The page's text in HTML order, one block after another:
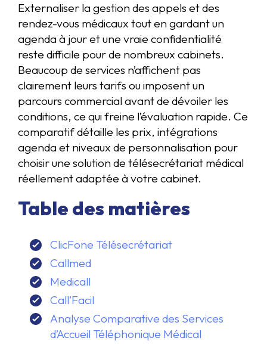
Externaliser la gestion des appels et des
rendez-vous médicaux tout en gardant un
agenda à jour et une vraie confidentialité
reste difficile pour de nombreux cabinets.
Beaucoup de services n’affichent pas
clairement leurs tarifs ou imposent un
parcours commercial avant de dévoiler les
conditions, ce qui freine l’évaluation rapide. Ce
comparatif détaille les prix, intégrations
agenda et niveaux de personnalisation pour
choisir une solution de télésecrétariat médical
réellement adaptée à votre cabinet.
Table des matières
ClicFone Télésecrétariat
Callmed
Medicall
Call’Facil
Analyse Comparative des Services
d’Accueil Téléphonique Médical